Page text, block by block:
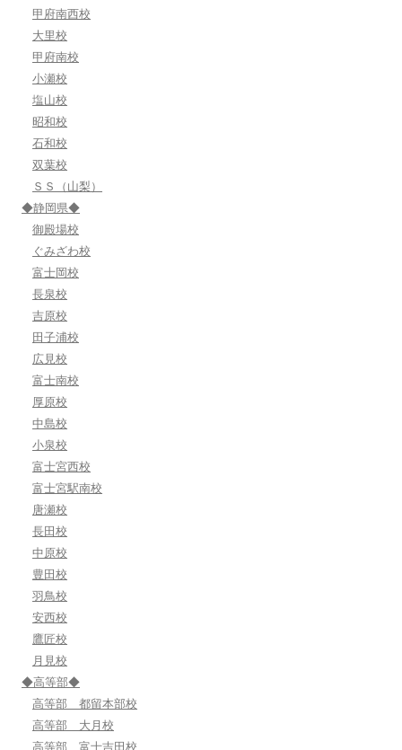
甲府南西校
大里校
甲府南校
小瀬校
塩山校
昭和校
石和校
双葉校
ＳＳ（山梨）
◆静岡県◆
御殿場校
ぐみざわ校
富士岡校
長泉校
吉原校
田子浦校
広見校
富士南校
厚原校
中島校
小泉校
富士宮西校
富士宮駅南校
唐瀬校
長田校
中原校
豊田校
羽鳥校
安西校
鷹匠校
月見校
◆高等部◆
高等部 都留本部校
高等部 大月校
高等部 富士吉田校